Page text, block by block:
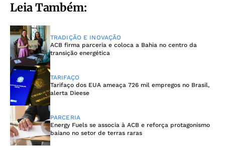
Leia Também:
TRADIÇÃO E INOVAÇÃO
ACB firma parceria e coloca a Bahia no centro da
transição energética
TARIFAÇO
Tarifaço dos EUA ameaça 726 mil empregos no Brasil,
alerta Dieese
PARCERIA
Energy Fuels se associa à ACB e reforça protagonismo
baiano no setor de terras raras